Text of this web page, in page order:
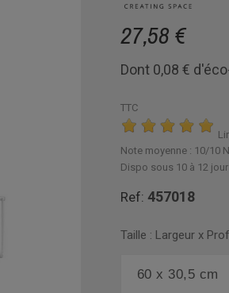
27,58 €
Dont 0,08 €
TTC
Note moyenne : 10/10
Dispo sous 10 à 12
Ref: 457018
Taille : Largeur x